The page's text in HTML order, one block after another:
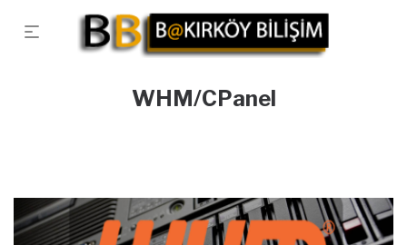
WHM/CPanel